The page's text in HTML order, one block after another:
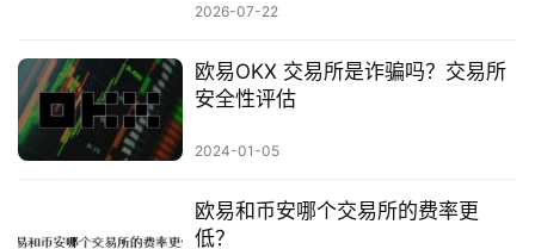
2026-07-22
欧易OKX 交易所是诈骗吗？交易所
安全性评估
2024-01-05
欧易和币安哪个交易所的费率更
低？